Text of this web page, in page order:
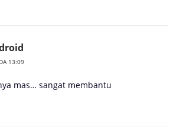
13:09
mas… sangat membantu